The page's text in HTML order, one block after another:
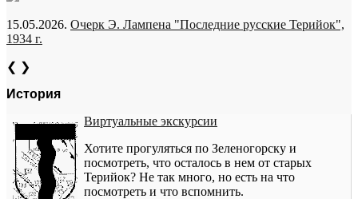
15.05.2026. Очерк Э. Лампена "Последние русские Терийок",
1934 г.
❮ ❯
История
Виртуальные экскурсии
Хотите прогуляться по Зеленогорску и
посмотреть, что осталось в нем от старых
Терийок? Не так много, но есть на что
посмотреть и что вспомнить.